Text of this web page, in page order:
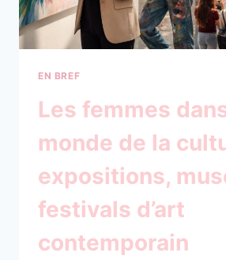
EN BREF
Les femmes
monde de la
expositions,
festivals d’art
contemporain